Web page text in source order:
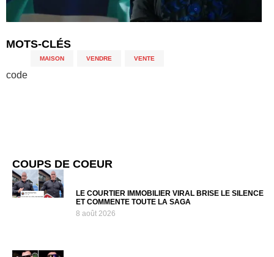
MOTS-CLÉS
MAISON VENDRE VENTE
code
COUPS DE COEUR
LE COURTIER IMMOBILIER VIRAL BRISE LE SILENCE
ET COMMENTE TOUTE LA SAGA
8 août 2026